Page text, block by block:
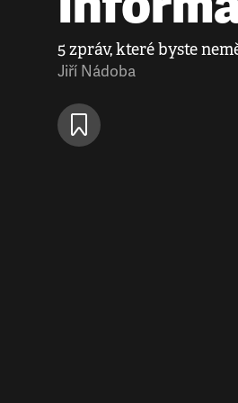
5 zpráv, které byste
Jiří Nádoba